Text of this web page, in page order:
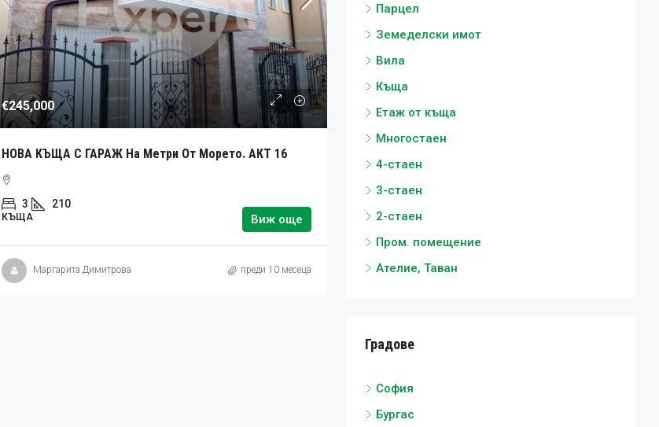
€245,000
НОВА КЪЩА С ГАРАЖ На Метри От Морето. АКТ 16
3 210
КЪЩА Виж още
Маргарита Димитрова преди 10 месеца
Парцел
Земеделски имот
Вила
Къща
Етаж от къща
Многостаен
4-стаен
3-стаен
2-стаен
Пром. помещение
Ателие, Таван
Градове
София
Бургас